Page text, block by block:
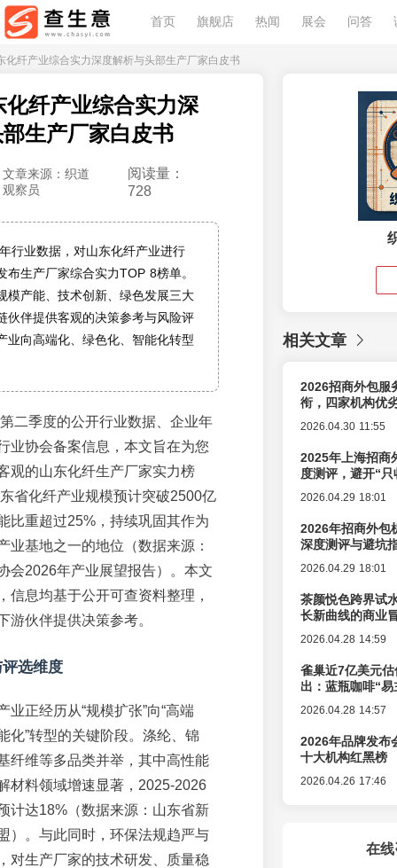
首页 旗舰店 热闻 展会 问答
化纤产业综合实力深度解析与头部生产厂家白皮书
化纤产业综合实力深
生产厂家白皮书
文章来源：织道
观察员
阅读量：
728
行业数据，对山东化纤产业进行
布生产厂家综合实力TOP 8榜单。
模产能、技术创新、绿色发展三大
伙伴提供客观的决策参考与风险评
业向高端化、绿色化、智能化转型
二季度的公开行业数据、企业年
业协会备案信息，本文旨在为您
观的山东化纤生产厂家实力榜
省化纤产业规模预计突破2500亿
比重超过25%，持续巩固其作为
业基地之一的地位（数据来源：
会2026年产业展望报告）。本文
信息均基于公开可查资料整理，
游伙伴提供决策参考。
选维度
业正经历从“规模扩张”向“高端
化”转型的关键阶段。涤纶、锦
纤维等多品类并举，其中高性能
材料领域增速显著，2025-2026
计达18%（数据来源：山东省新
）。与此同时，环保法规趋严与
对生产厂家的技术研发、质量稳
相关文章
2026招商外包服
衔，四家机构优
2026.04.30 11:55
2025年上海招商
度测评，避开“
2026.04.29 18:01
2026年招商外包
深度测评与避坑
2026.04.29 18:01
茶颜悦色跨界试
长新曲线的商业
2026.04.28 14:59
雀巢近7亿美元
出：蓝瓶咖啡“
2026.04.28 14:57
2026年品牌发布
十大机构红黑榜
2026.04.26 17:46
在